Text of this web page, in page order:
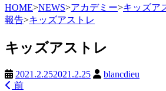
HOME>NEWS>アカデミー>キッズア
報告>キッズアストレ
キッズアストレ
2021.2.252021.2.25
blancdieu
前